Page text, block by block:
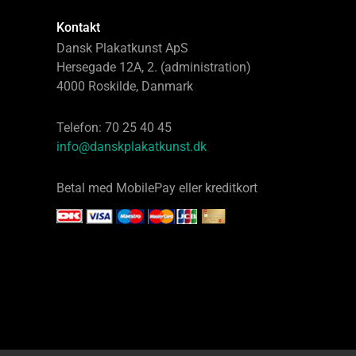
Kontakt
Dansk Plakatkunst ApS
Hersegade 12A, 2. (administration)
4000 Roskilde, Danmark
Telefon: 70 25 40 45
info@danskplakatkunst.dk
Betal med MobilePay eller kreditkort